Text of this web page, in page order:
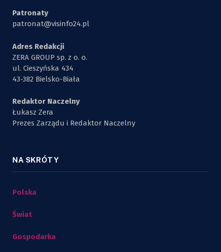
Patronaty
patronat@visinfo24.pl
Adres Redakcji
ZERA GROUP sp. z o. o.
ul. Cieszyńska 434
43-382 Bielsko-Biała
Redaktor Naczelny
Łukasz Zera
Prezes Zarządu i Redaktor Naczelny
NA SKRÓTY
Polska
Świat
Gospodarka